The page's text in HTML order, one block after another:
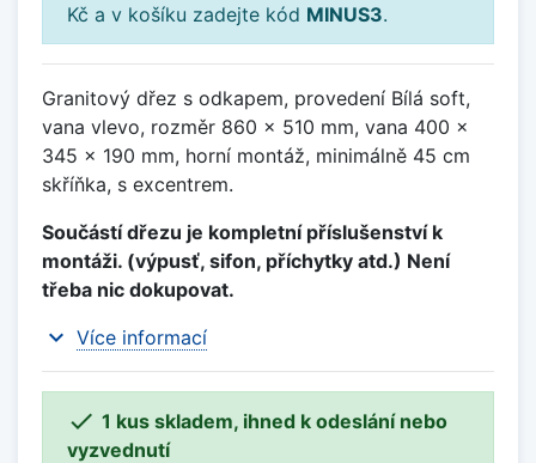
Kč a v košíku zadejte kód MINUS3.
Granitový dřez s odkapem, provedení Bílá soft,
vana vlevo, rozměr 860 x 510 mm, vana 400 x
345 x 190 mm, horní montáž, minimálně 45 cm
skříňka, s excentrem.
Součástí dřezu je kompletní příslušenství k
montáži. (výpusť, sifon, příchytky atd.) Není
třeba nic dokupovat.
expand_more Více informací
 1 kus skladem, ihned k odeslání nebo
vyzvednutí